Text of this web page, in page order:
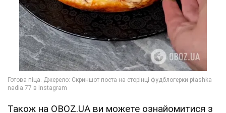
Також на OBOZ.UA ви можете ознайомитися з